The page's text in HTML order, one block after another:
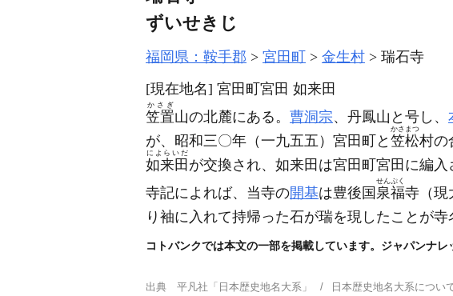
ずいせきじ
福岡県：鞍手郡 宮田町 金生村
瑞石寺
[現在地名] 宮田町宮田 如来田
笠置
かさぎ
山の北麓にある。 曹洞宗、丹鳳山と号し、
が、昭和三〇年 （一九五五） 宮田町と 笠松
かさまつ
村の
如来田
によらいだ
が交換され、如来田は宮田町宮田に編入
寺記によれば、当寺の開基は豊後国 泉福
せんぷく
寺 （
り袖に入れて持帰った石が瑞を現したことが寺
コトバンクでは本文の一部を掲載しています。ジャパンナ
出典 平凡社「日本歴史地名大系」 日本歴史地名大系につ